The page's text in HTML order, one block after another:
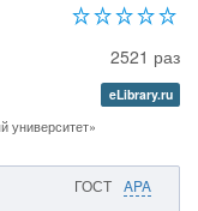
2521 раз
eLibrary.ru
университет»
ГОСТ APA